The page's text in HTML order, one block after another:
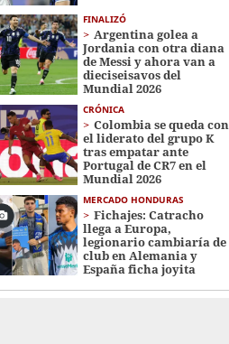
FINALIZÓ
Argentina golea a
Jordania con otra diana
de Messi y ahora van a
dieciseisavos del
Mundial 2026
CRÓNICA
Colombia se queda con
el liderato del grupo K
tras empatar ante
Portugal de CR7 en el
Mundial 2026
MERCADO HONDURAS
Fichajes: Catracho
llega a Europa,
legionario cambiaría de
club en Alemania y
España ficha joyita